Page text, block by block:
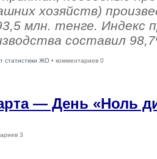
хозяйств)
млн. тенге. Индекс
составил
статистики ЖО • комментариев 0
— День «Ноль
3